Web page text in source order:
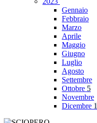
Gennaio
Febbraio
Marzo
Aprile
Maggio
Giugno
Luglio
Agosto
Settembre
Ottobre 5
Novembre
Dicembre 1